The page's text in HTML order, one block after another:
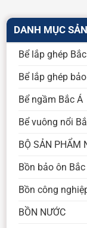
DANH MỤC
Bể lắp ghép
Bể lắp ghép
Bể ngầm Bắc Á
Bể vuông nổi
BỘ SẢN PHẨM
Bồn bảo ôn Bắc
Bồn công
BỒN NƯỚC